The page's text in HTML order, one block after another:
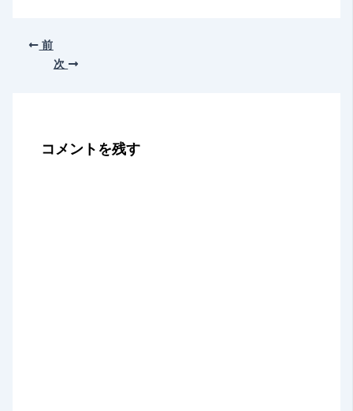
前
次
コメントを残す